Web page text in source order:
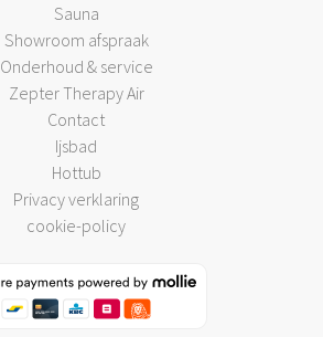
Sauna
Showroom afspraak
Onderhoud & service
Zepter Therapy Air
Contact
Ijsbad
Hottub
Privacy verklaring
cookie-policy